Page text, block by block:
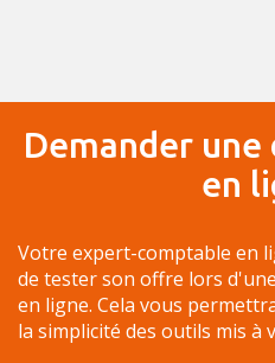
Demander
en
Votre expert-comptable en
de tester son offre lors
en ligne. Cela vous
la simplicité des outils mis à